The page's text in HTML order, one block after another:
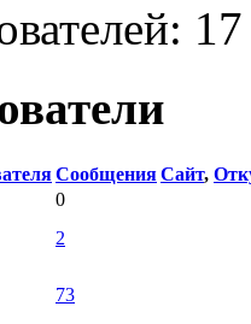
СообщенияСайт,
0
2
73